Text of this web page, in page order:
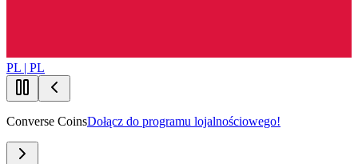
PL | PL
Converse CoinsDołącz do programu lojalnościowego!